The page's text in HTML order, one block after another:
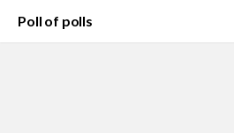
Poll of polls